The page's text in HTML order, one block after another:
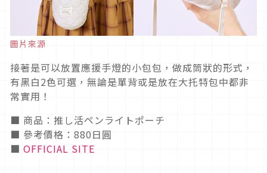
圖片來源
接著是可以放置應援手燈的小包包，做成筒狀的形式，
有黑白2色可選，無論是單背或是放在大托特包中都非
常實用！
■ 商品：推し活ペンライトポーチ
■ 參考價格：880日圓
■ OFFICIAL SITE